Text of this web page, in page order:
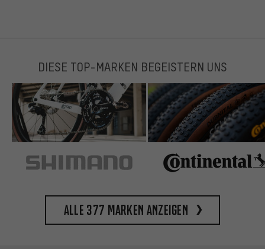
DIESE TOP-MARKEN BEGEISTERN UNS
Alle 377 Marken anzeigen